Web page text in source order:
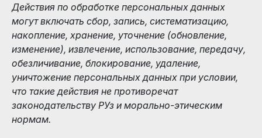
Действия по обработке персональных данных
могут включать сбор, запись, систематизацию,
накопление, хранение, уточнение (обновление,
изменение), извлечение, использование, передачу,
обезличивание, блокирование, удаление,
уничтожение персональных данных при условии,
что такие действия не противоречат
законодательству РУз и морально-этическим
нормам.